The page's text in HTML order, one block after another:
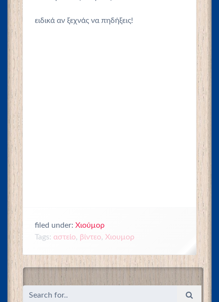
ειδικά αν ξεχνάς να πηδήξεις!
filed under: Χιούμορ
Tags: αστείο, βίντεο, Χιουμορ